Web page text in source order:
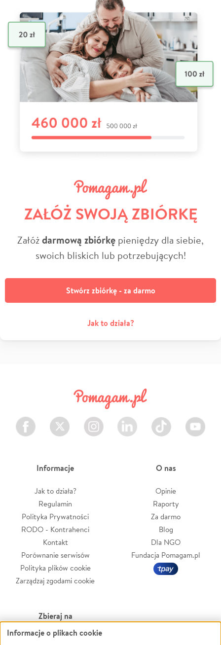
ZAŁÓŻ SWOJĄ ZBIÓRKĘ
Załóżdarmową zbiórkę pieniędzy dla siebie,
swoich bliskich lub potrzebujących!
Stwórz zbiórkę - za darmo
Jak to działa?
Facebook Twitter Instagram LinkedIn TikTok Youtube
Informacje
Jak to działa?
Regulamin
Polityka Prywatności
RODO - Kontrahenci
Kontakt
Porównanie serwisów
Polityka plików cookie
Zarządzaj zgodami cookie
O nas
Opinie
Raporty
Za darmo
Blog
Dla NGO
Fundacja Pomagam.pl
Zbieraj na
Leczenie
Informacje o plikach cookie